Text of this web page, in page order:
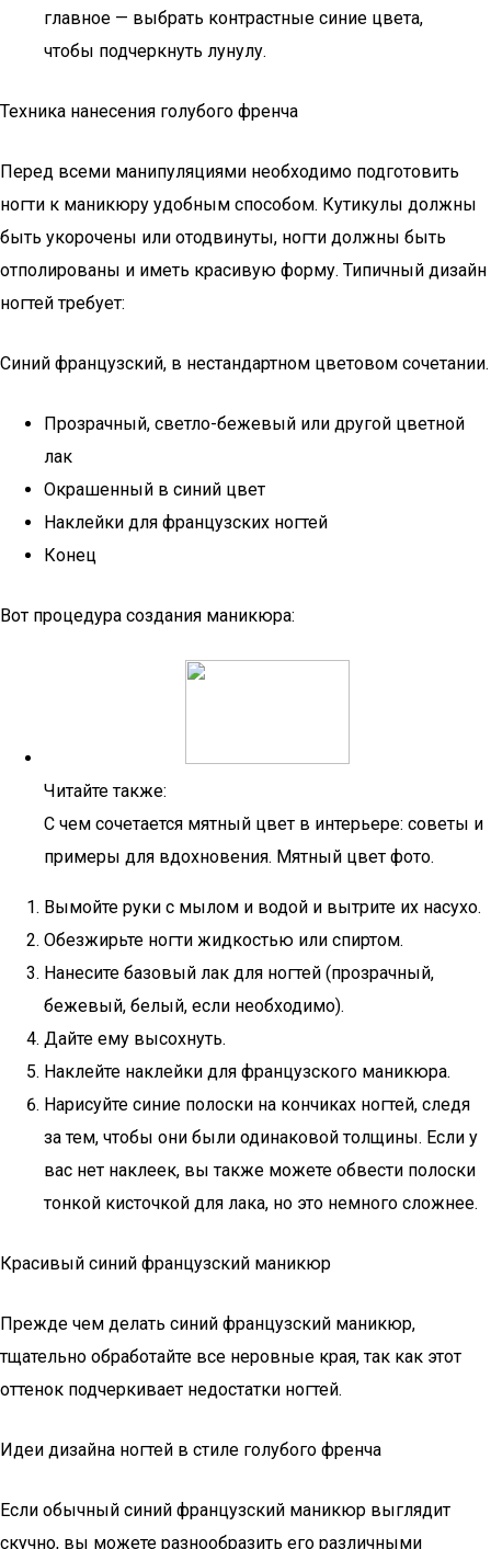
главное — выбрать контрастные синие цвета,
чтобы подчеркнуть лунулу.
Техника нанесения голубого френча
Перед всеми манипуляциями необходимо подготовить
ногти к маникюру удобным способом. Кутикулы должны
быть укорочены или отодвинуты, ногти должны быть
отполированы и иметь красивую форму. Типичный дизайн
ногтей требует:
Синий французский, в нестандартном цветовом сочетании.
Прозрачный, светло-бежевый или другой цветной
лак
Окрашенный в синий цвет
Наклейки для французских ногтей
Конец
Вот процедура создания маникюра:
Читайте также:
С чем сочетается мятный цвет в интерьере: советы и
примеры для вдохновения. Мятный цвет фото.
Вымойте руки с мылом и водой и вытрите их насухо.
Обезжирьте ногти жидкостью или спиртом.
Нанесите базовый лак для ногтей (прозрачный,
бежевый, белый, если необходимо).
Дайте ему высохнуть.
Наклейте наклейки для французского маникюра.
Нарисуйте синие полоски на кончиках ногтей, следя
за тем, чтобы они были одинаковой толщины. Если у
вас нет наклеек, вы также можете обвести полоски
тонкой кисточкой для лака, но это немного сложнее.
Красивый синий французский маникюр
Прежде чем делать синий французский маникюр,
тщательно обработайте все неровные края, так как этот
оттенок подчеркивает недостатки ногтей.
Идеи дизайна ногтей в стиле голубого френча
Если обычный синий французский маникюр выглядит
скучно, вы можете разнообразить его различными